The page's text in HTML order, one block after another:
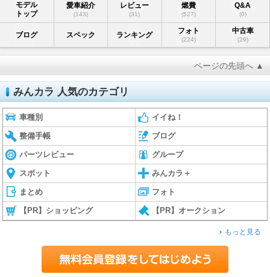
モデル
トップ
愛車紹介
(143)
レビュー
(31)
燃費
(527)
Q&A
(0)
ブログ スペック ランキング フォト
(224)
中古車
(29)
ページの先頭へ ▲
みんカラ 人気のカテゴリ
車種別 イイね！
整備手帳 ブログ
パーツレビュー グループ
スポット みんカラ＋
まとめ フォト
【PR】ショッピング 【PR】オークション
もっと見る